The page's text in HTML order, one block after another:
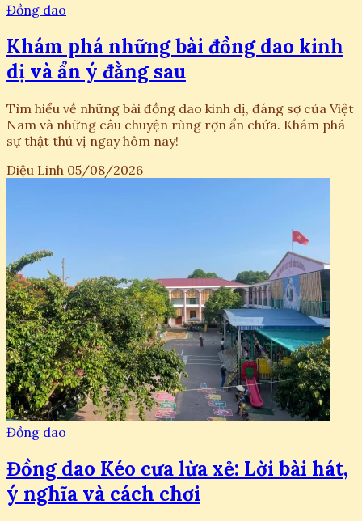
Đồng dao
Khám phá những bài đồng dao kinh
dị và ẩn ý đằng sau
Tìm hiểu về những bài đồng dao kinh dị, đáng sợ của Việt
Nam và những câu chuyện rùng rợn ẩn chứa. Khám phá
sự thật thú vị ngay hôm nay!
Diệu Linh 05/08/2026
Đồng dao
Đồng dao Kéo cưa lừa xẻ: Lời bài hát,
ý nghĩa và cách chơi